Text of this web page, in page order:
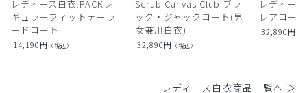
レディース白衣:PACKレ
ギュラーフィットテーラ
ードコート
14,190円 （税込）
Scrub Canvas Club:ブラ
ック・ジャックコート(男
女兼用白衣)
32,890円 （税込）
レディー
レアコート
32,890円
レディース白衣商品一覧へ ＞